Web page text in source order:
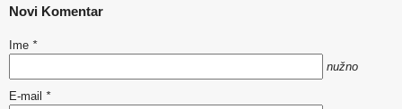
Novi Komentar
Ime *
nužno
E-mail *